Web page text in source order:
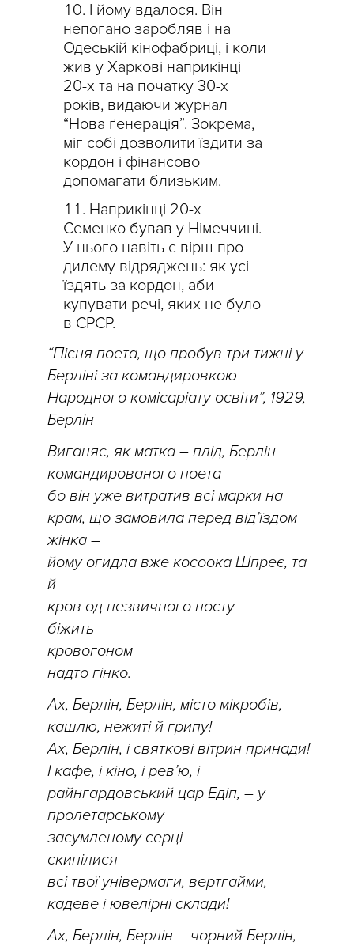
І йому вдалося. Він
непогано заробляв і на
Одеській кінофабриці, і коли
жив у Харкові наприкінці
20-х та на початку 30-х
років, видаючи журнал
“Нова ґенерація”. Зокрема,
міг собі дозволити їздити за
кордон і фінансово
допомагати близьким.
Наприкінці 20-х
Семенко бував у Німеччині.
У нього навіть є вірш про
дилему відряджень: як усі
їздять за кордон, аби
купувати речі, яких не було
в СРСР.
“Пісня поета, що пробув три тижні у
Берліні за командировкою
Народного комісаріату освіти”, 1929,
Берлін
Виганяє, як матка – плід, Берлін
командированого поета
бо він уже витратив всі марки на
крам, що замовила перед від’їздом
жінка –
йому огидла вже косоока Шпреє, та
й
кров од незвичного посту
біжить
кровогоном
надто гінко.
Ах, Берлін, Берлін, місто мікробів,
кашлю, нежиті й грипу!
Ах, Берлін, і святкові вітрин принади!
І кафе, і кіно, і рев’ю, і
райнгардовський цар Едіп, – у
пролетарському
засумленому серці
скипілися
всі твої універмаги, вертгайми,
кадеве і ювелірні склади!
Ах, Берлін, Берлін – чорний Берлін,